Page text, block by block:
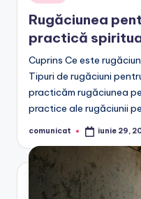
in
Rugăciunea
practică
Cuprins Ce este
Tipuri de rugăciuni
practicăm rugăciunea
practice ale rugăciunii
Posted
comunicat iunie 29,